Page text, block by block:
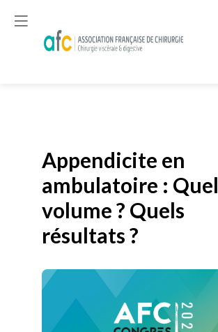
Appendicite en
ambulatoire : Quel
volume ? Quels
résultats ?